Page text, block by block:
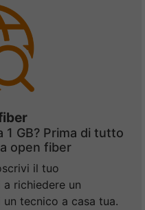
1 GB? Prima di tutto
open fiber
il tuo
richiedere un
tecnico a casa tua.